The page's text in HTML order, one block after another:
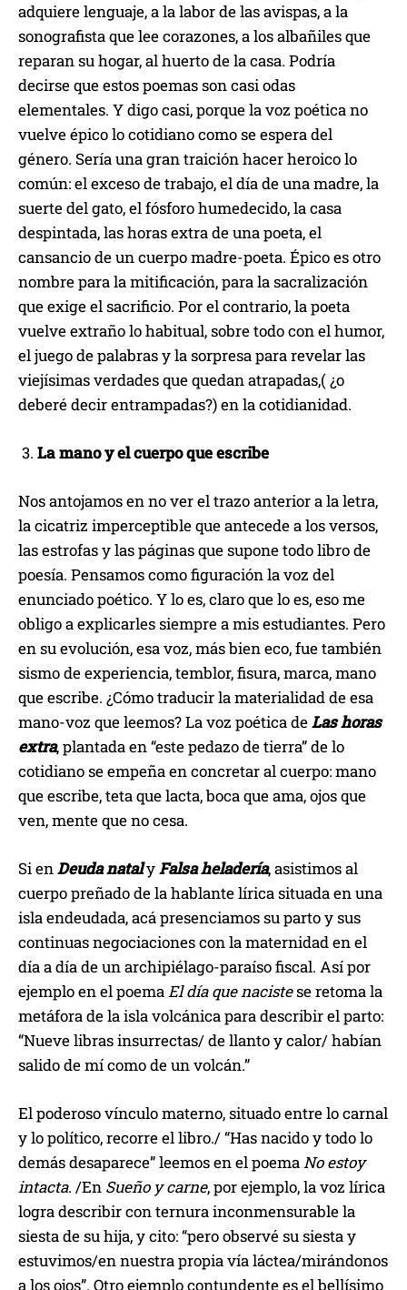
adquiere lenguaje, a la labor de las avispas, a la
sonografista que lee corazones, a los albañiles que
reparan su hogar, al huerto de la casa. Podría
decirse que estos poemas son casi odas
elementales. Y digo casi, porque la voz poética no
vuelve épico lo cotidiano como se espera del
género. Sería una gran traición hacer heroico lo
común: el exceso de trabajo, el día de una madre, la
suerte del gato, el fósforo humedecido, la casa
despintada, las horas extra de una poeta, el
cansancio de un cuerpo madre-poeta. Épico es otro
nombre para la mitificación, para la sacralización
que exige el sacrificio. Por el contrario, la poeta
vuelve extraño lo habitual, sobre todo con el humor,
el juego de palabras y la sorpresa para revelar las
viejísimas verdades que quedan atrapadas,( ¿o
deberé decir entrampadas?) en la cotidianidad.
La mano y el cuerpo que escribe
Nos antojamos en no ver el trazo anterior a la letra,
la cicatriz imperceptible que antecede a los versos,
las estrofas y las páginas que supone todo libro de
poesía. Pensamos como figuración la voz del
enunciado poético. Y lo es, claro que lo es, eso me
obligo a explicarles siempre a mis estudiantes. Pero
en su evolución, esa voz, más bien eco, fue también
sismo de experiencia, temblor, fisura, marca, mano
que escribe. ¿Cómo traducir la materialidad de esa
mano-voz que leemos? La voz poética deLas horas
extra, plantada en “este pedazo de tierra” de lo
cotidiano se empeña en concretar al cuerpo: mano
que escribe, teta que lacta, boca que ama, ojos que
ven, mente que no cesa.
Si enDeuda natalyFalsa heladería, asistimos al
cuerpo preñado de la hablante lírica situada en una
isla endeudada, acá presenciamos su parto y sus
continuas negociaciones con la maternidad en el
día a día de un archipiélago-paraíso fiscal. Así por
ejemplo en el poemaEl día que nacistese retoma la
metáfora de la isla volcánica para describir el parto:
“Nueve libras insurrectas/ de llanto y calor/ habían
salido de mí como de un volcán.”
El poderoso vínculo materno, situado entre lo carnal
y lo político, recorre el libro./ “Has nacido y todo lo
demás desaparece” leemos en el poemaNo estoy
intacta. /En Sueño y carne, por ejemplo, la voz lírica
logra describir con ternura inconmensurable la
siesta de su hija, y cito: “pero observé su siesta y
estuvimos/en nuestra propia vía láctea/mirándonos
a los ojos”. Otro ejemplo contundente es el bellísimo